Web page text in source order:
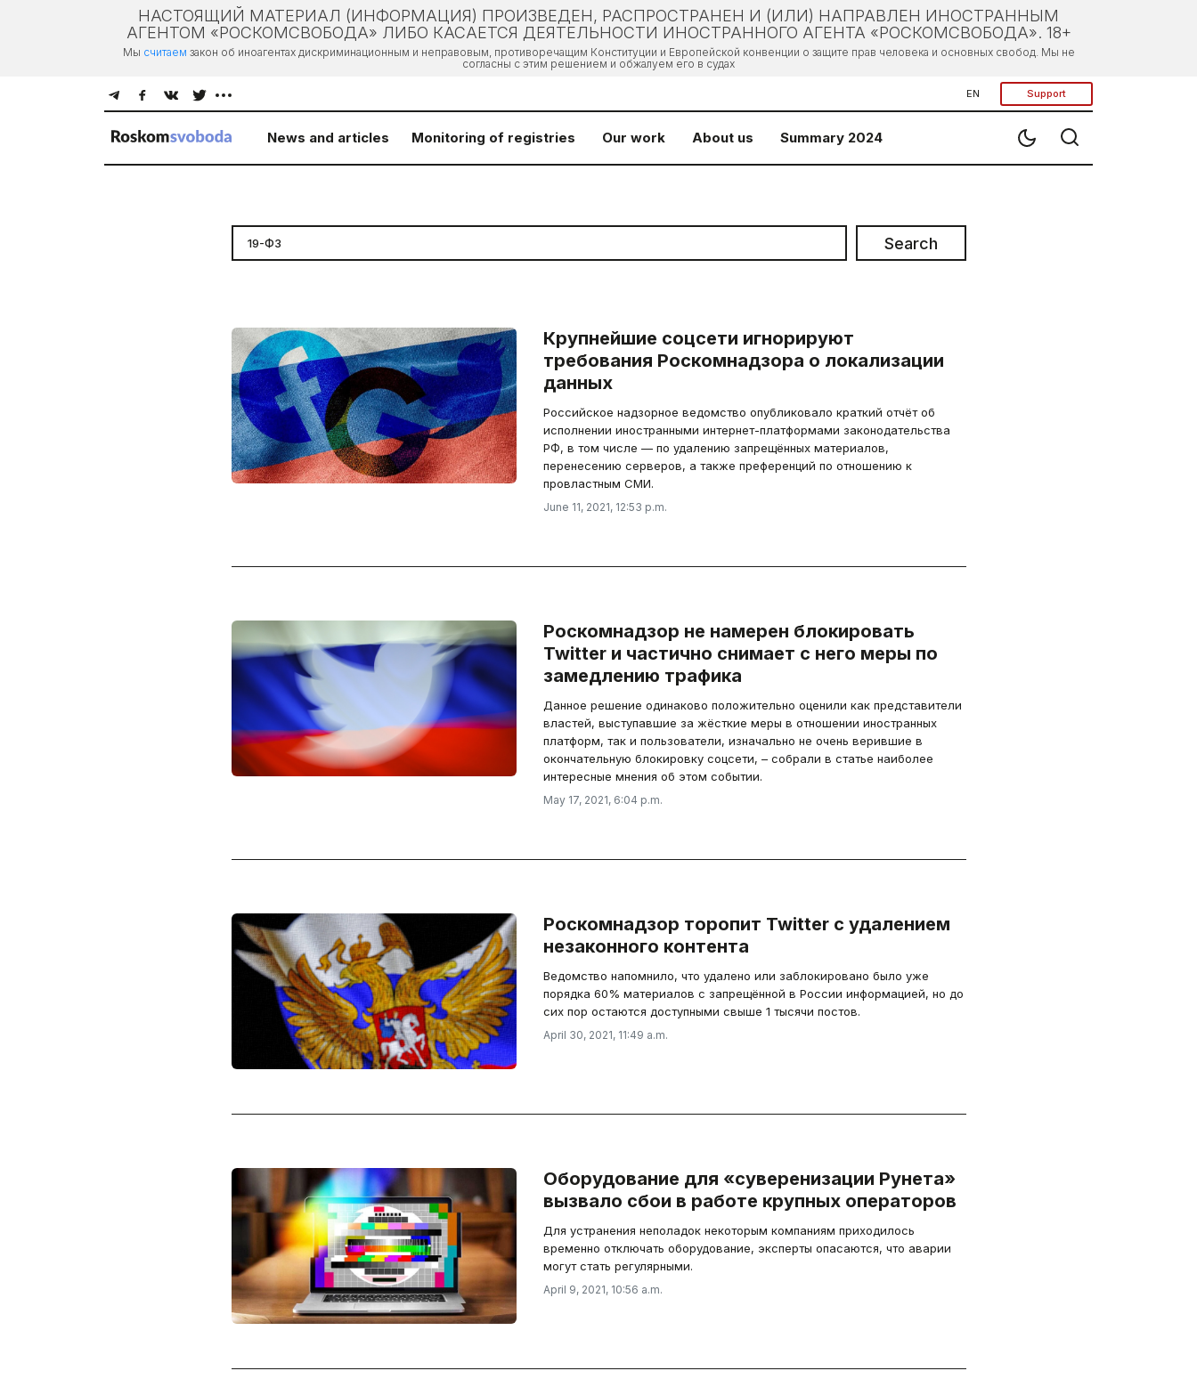
НАСТОЯЩИЙ МАТЕРИАЛ (ИНФОРМАЦИЯ) ПРОИЗВЕДЕН, РАСПРОСТРАНЕН И (ИЛИ) НАПРАВЛЕН ИНОСТРАННЫМ
АГЕНТОМ «РОСКОМСВОБОДА» ЛИБО КАСАЕТСЯ ДЕЯТЕЛЬНОСТИ ИНОСТРАННОГО АГЕНТА «РОСКОМСВОБОДА». 18+
Мы считаем закон об иноагентах дискриминационным и неправовым, противоречащим Конституции и Европейской конвенции о защите прав человека и основных свобод. Мы не
согласны с этим решением и обжалуем его в судах
EN Support
News and articles Monitoring of registries Our work About us Summary 2024
Search
Крупнейшие соцсети игнорируют
требования Роскомнадзора о локализации
данных
Российское надзорное ведомство опубликовало краткий отчёт об
исполнении иностранными интернет-платформами законодательства
РФ, в том числе — по удалению запрещённых материалов,
перенесению серверов, а также преференций по отношению к
провластным СМИ.
June 11, 2021, 12:53 p.m.
Роскомнадзор не намерен блокировать
Twitter и частично снимает с него меры по
замедлению трафика
Данное решение одинаково положительно оценили как представители
властей, выступавшие за жёсткие меры в отношении иностранных
платформ, так и пользователи, изначально не очень верившие в
окончательную блокировку соцсети, – собрали в статье наиболее
интересные мнения об этом событии.
May 17, 2021, 6:04 p.m.
Роскомнадзор торопит Twitter с удалением
незаконного контента
Ведомство напомнило, что удалено или заблокировано было уже
порядка 60% материалов с запрещённой в России информацией, но до
сих пор остаются доступными свыше 1 тысячи постов.
April 30, 2021, 11:49 a.m.
Оборудование для «суверенизации Рунета»
вызвало сбои в работе крупных операторов
Для устранения неполадок некоторым компаниям приходилось
временно отключать оборудование, эксперты опасаются, что аварии
могут стать регулярными.
April 9, 2021, 10:56 a.m.